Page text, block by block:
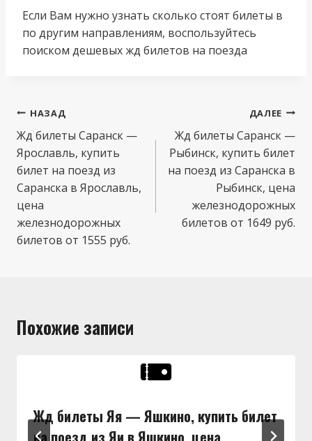
Если Вам нужно узнать сколько стоят билеты в
по другим направлениям, воспользуйтесь
поиском дешевых жд билетов на поезда
Навигация
по
записям
НАЗАД
Жд билеты Саранск —
Ярославль, купить
билет на поезд из
Саранска в Ярославль,
цена
железнодорожных
билетов от 1555 руб.
ДАЛЕЕ
Жд билеты Саранск —
Рыбинск, купить билет
на поезд из Саранска в
Рыбинск, цена
железнодорожных
билетов от 1649 руб.
Похожие записи
Жд билеты Яя — Яшкино, купить билет
на поезд из Яи в Яшкино, цена